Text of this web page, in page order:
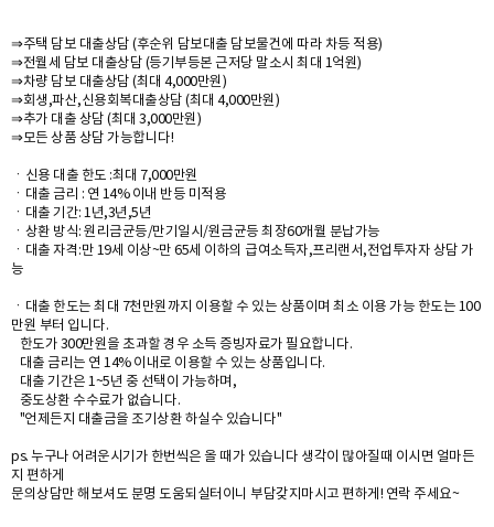
⇒주택 담보 대출상담 (후순위 담보대출 담보물건에 따라 차등 적용)
⇒전월세 담보 대출상담 (등기부등본 근저당 말소시 최대 1억원)
⇒차량 담보 대출상담 (최대 4,000만원)
⇒회생,파산,신용회복대출상담 (최대 4,000만원)
⇒추가 대출 상담 (최대 3,000만원)
⇒모든 상품 상담 가능합니다!
ㆍ신용 대출 한도 :최대 7,000만원
ㆍ대출 금리 : 연 14% 이내 반등 미적용
ㆍ대출 기간: 1년,3년,5년
ㆍ상환 방식: 원리금균등/만기일시/원금균등 최장60개월 분납가능
ㆍ대출 자격:만 19세 이상~만 65세 이하의 급여소득자,프리랜서,전업투자자 상담 가
능
ㆍ대출 한도는 최대 7천만원까지 이용할 수 있는 상품이며 최소 이용 가능 한도는 100
만원 부터 입니다.
한도가 300만원을 초과할 경우 소득 증빙자료가 필요합니다.
대출 금리는 연 14% 이내로 이용할 수 있는 상품입니다.
대출 기간은 1~5년 중 선택이 가능하며,
중도상환 수수료가 없습니다.
"언제든지 대출금을 조기상환 하실수 있습니다"
ps. 누구나 어려운시기가 한번씩은 올 때가 있습니다 생각이 많아질때 이시면 얼마든
지 편하게
문의상담만 해보셔도 분명 도움되실터이니 부담갖지마시고 편하게! 연락 주세요~